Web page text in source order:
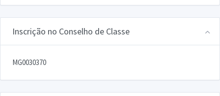
Inscrição no Conselho de Classe
MG0030370